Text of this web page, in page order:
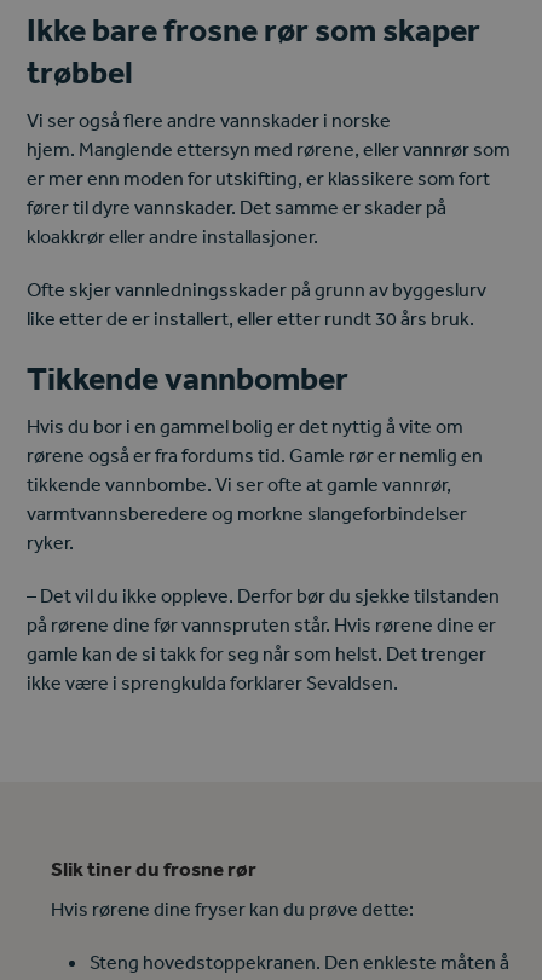
Ikke bare frosne rør som skaper
trøbbel
Vi ser også flere andre vannskader i norske
hjem. Manglende ettersyn med rørene, eller vannrør som
er mer enn moden for utskifting, er klassikere som fort
fører til dyre vannskader. Det samme er skader på
kloakkrør eller andre installasjoner.
Ofte skjer vannledningsskader på grunn av byggeslurv
like etter de er installert, eller etter rundt 30 års bruk.
Tikkende vannbomber
Hvis du bor i en gammel bolig er det nyttig å vite om
rørene også er fra fordums tid. Gamle rør er nemlig en
tikkende vannbombe. Vi ser ofte at gamle vannrør,
varmtvannsberedere og morkne slangeforbindelser
ryker.
– Det vil du ikke oppleve. Derfor bør du sjekke tilstanden
på rørene dine før vannspruten står. Hvis rørene dine er
gamle kan de si takk for seg når som helst. Det trenger
ikke være i sprengkulda forklarer Sevaldsen.
Slik tiner du frosne rør
Hvis rørene dine fryser kan du prøve dette:
Steng hovedstoppekranen. Den enkleste måten å